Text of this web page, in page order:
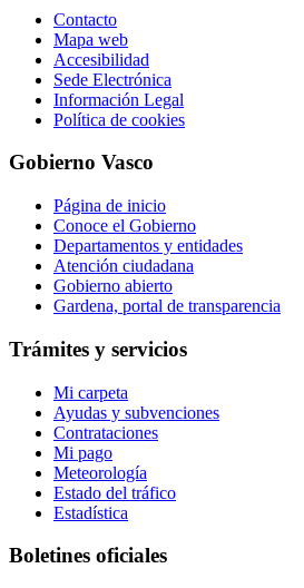
Contacto
Mapa web
Accesibilidad
Sede Electrónica
Información Legal
Política de cookies
Gobierno Vasco
Página de inicio
Conoce el Gobierno
Departamentos y entidades
Atención ciudadana
Gobierno abierto
Gardena, portal de transparencia
Trámites y servicios
Mi carpeta
Ayudas y subvenciones
Contrataciones
Mi pago
Meteorología
Estado del tráfico
Estadística
Boletines oficiales